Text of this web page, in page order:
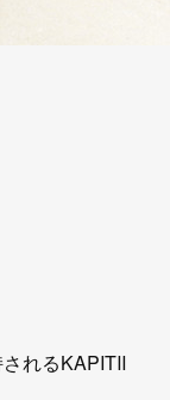
れるKAPITⅡ